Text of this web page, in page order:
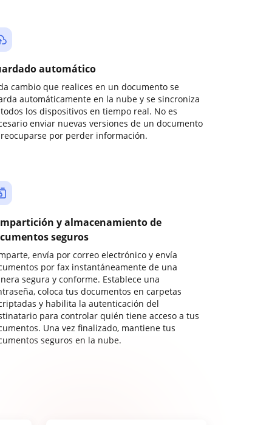
automático
cambio que realices en un documento se
automáticamente en la nube y se sincroniza
los dispositivos en tiempo real. No es
enviar nuevas versiones de un documento
por perder información.
y almacenamiento de
seguros
envía por correo electrónico y envía
por fax instantáneamente de una
segura y conforme. Establece una
coloca tus documentos en carpetas
y habilita la autenticación del
para controlar quién tiene acceso a tus
Una vez finalizado, mantiene tus
seguros en la nube.